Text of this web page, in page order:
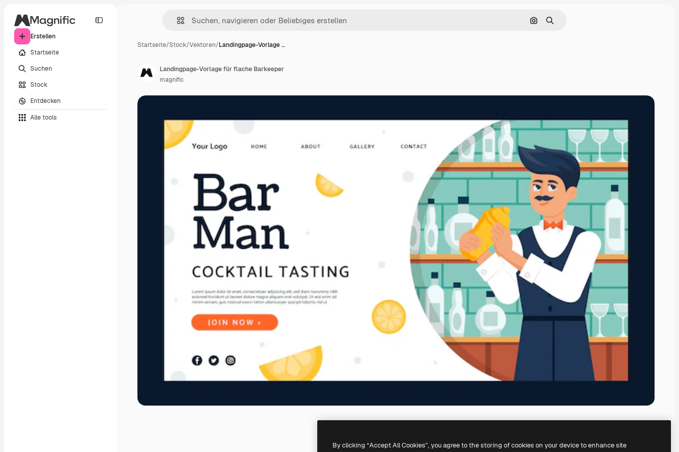
Erstellen
Startseite
Suchen
Stock
Entdecken
Alle tools
Nach Bild suchen
Suchen
Startseite/Stock/Vektoren/Landingpage-Vorlage …
Landingpage-Vorlage für flache Barkeeper
magnific
By clicking “Accept All Cookies”, you agree to the storing of cookies on your device to enhance site